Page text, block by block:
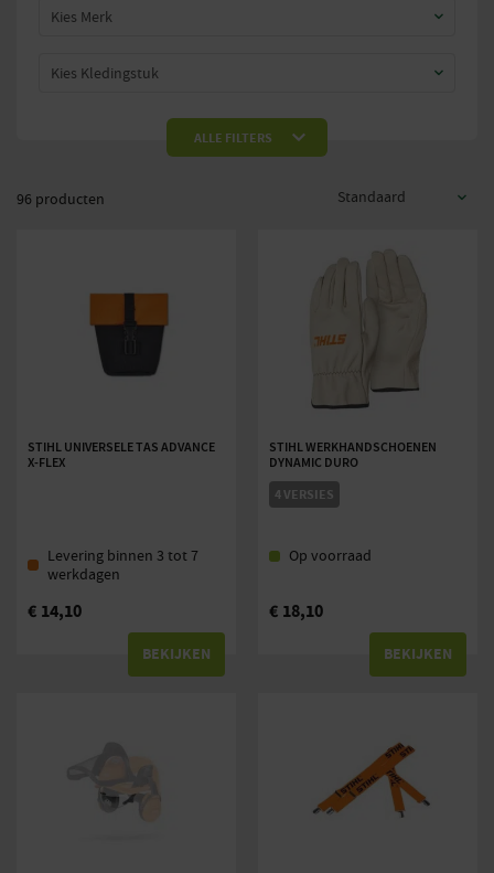
Kies Merk
Kies Kledingstuk
ALLE FILTERS
96 producten
STIHL UNIVERSELE TAS ADVANCE
X-FLEX
Levering binnen 3 tot 7
werkdagen
€ 14,10
BEKIJKEN
STIHL WERKHANDSCHOENEN
DYNAMIC DURO
4 VERSIES
Op voorraad
€ 18,10
BEKIJKEN